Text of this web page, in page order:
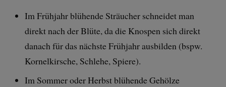
Im Frühjahr blühende Sträucher schneidet man
direkt nach der Blüte, da die Knospen sich direkt
danach für das nächste Frühjahr ausbilden (bspw.
Kornelkirsche, Schlehe, Spiere).
Im Sommer oder Herbst blühende Gehölze